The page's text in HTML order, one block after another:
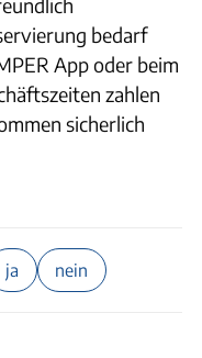
bedarf
App oder beim
zahlen
sicherlich
ja nein